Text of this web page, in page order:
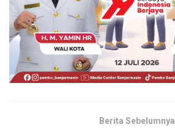
Berita Sebelumnya